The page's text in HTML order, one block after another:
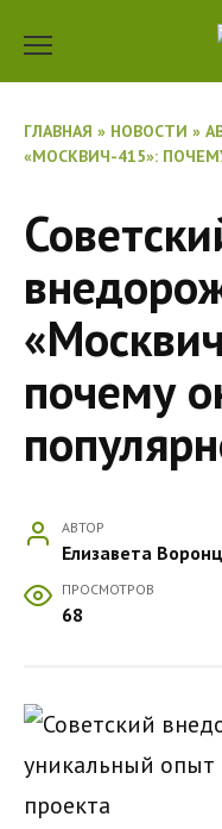
содержанию
ГЛАВНАЯ » НОВОСТИ »
«МОСКВИЧ-415»:
почему
АВТОР
ПРОСМОТРОВ
68